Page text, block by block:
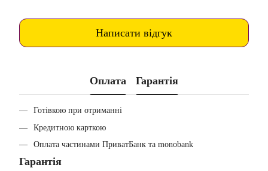
Написати відгук
Оплата Гарантія
Готівкою при отриманні
Кредитною карткою
Оплата частинами ПриватБанк та monobank
Гарантія